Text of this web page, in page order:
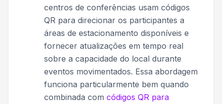
centros de conferências usam códigos
QR para direcionar os participantes a
áreas de estacionamento disponíveis e
fornecer atualizações em tempo real
sobre a capacidade do local durante
eventos movimentados. Essa abordagem
funciona particularmente bem quando
combinada com códigos QR para